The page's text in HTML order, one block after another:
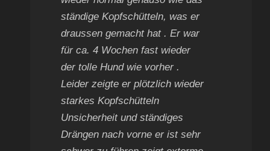
ständige Kopfschütteln, was er
draussen gemacht hat . Er war
für ca. 4 Wochen fast wieder
der tolle Hund wie vorher .
Leider zeigte er plötzlich wieder
starkes Kopfschütteln
Unsicherheit und ständiges
Drängen nach vorne er ist sehr